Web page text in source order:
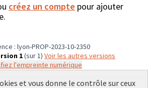
créez un compte pour ajouter
: lyon-PROP-2023-10-2350
1(sur 1)
voir les autres versions
l'empreinte numérique
et vous donne le contrôle sur ceux